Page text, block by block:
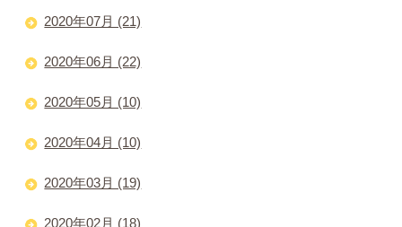
2020年07月 (21)
2020年06月 (22)
2020年05月 (10)
2020年04月 (10)
2020年03月 (19)
2020年02月 (18)